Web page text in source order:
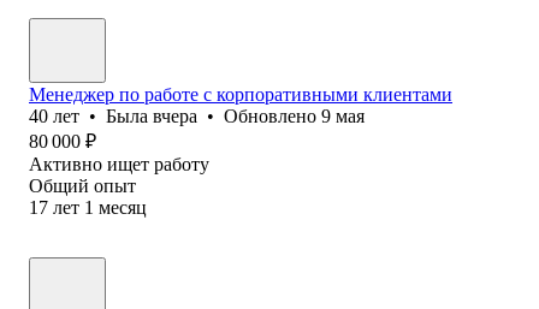
Менеджер по работе с корпоративными клиентами
40 лет • Была вчера • Обновлено 9 мая
80 000 ₽
Активно ищет работу
Общий опыт
17 лет 1 месяц